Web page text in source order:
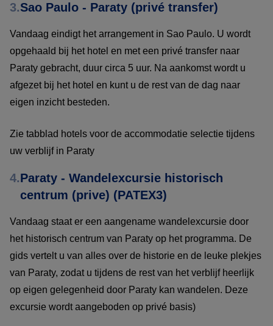
3.Sao Paulo - Paraty (privé transfer)
Vandaag eindigt het arrangement in Sao Paulo. U wordt
opgehaald bij het hotel en met een privé transfer naar
Paraty gebracht, duur circa 5 uur. Na aankomst wordt u
afgezet bij het hotel en kunt u de rest van de dag naar
eigen inzicht besteden.
Zie tabblad hotels voor de accommodatie selectie tijdens
uw verblijf in Paraty
4.Paraty - Wandelexcursie historisch
centrum (prive) (PATEX3)
Vandaag staat er een aangename wandelexcursie door
het historisch centrum van Paraty op het programma. De
gids vertelt u van alles over de historie en de leuke plekjes
van Paraty, zodat u tijdens de rest van het verblijf heerlijk
op eigen gelegenheid door Paraty kan wandelen. Deze
excursie wordt aangeboden op privé basis)